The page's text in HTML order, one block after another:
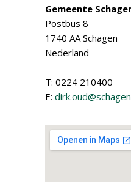
Gemeente
Postbus 8
1740 AA Schagen
Nederland
T: 0224 210400
E: